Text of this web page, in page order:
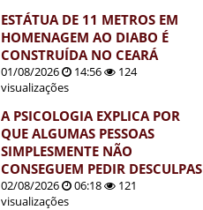
ESTÁTUA DE 11 METROS EM
HOMENAGEM AO DIABO É
CONSTRUÍDA NO CEARÁ
01/08/2026 14:56
124
visualizações
A PSICOLOGIA EXPLICA POR
QUE ALGUMAS PESSOAS
SIMPLESMENTE NÃO
CONSEGUEM PEDIR DESCULPAS
02/08/2026 06:18
121
visualizações